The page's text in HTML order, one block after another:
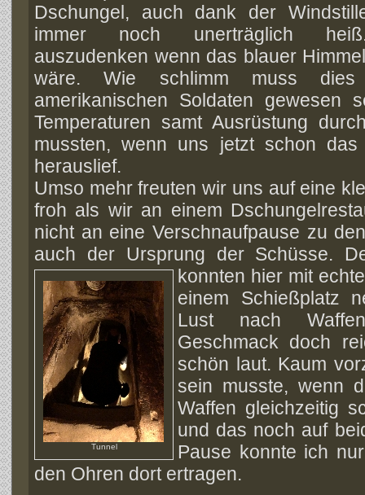
Dschungel, auch dank der
immer noch unerträglich
auszudenken wenn das blauer
wäre. Wie schlimm muss
amerikanischen Soldaten gewesen
Temperaturen samt Ausrüstung
mussten, wenn uns jetzt schon
herauslief.
Umso mehr freuten wir uns auf eine
froh als wir an einem
nicht an eine Verschnaufpause zu
auch der Ursprung der Schüsse.
Tunnel
konnten hier mit
einem Schießplatz
Lust nach
Geschmack doch
schön laut. Kaum
sein musste, wenn
Waffen gleichzeitig
und das noch auf
Pause konnte ich
den Ohren dort ertragen.